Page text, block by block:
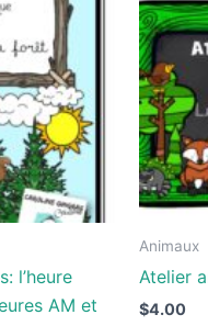
l’heure
AM et
Animaux
Atelier
$4.00